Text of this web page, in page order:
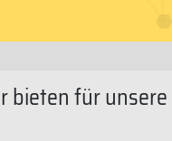
bieten für